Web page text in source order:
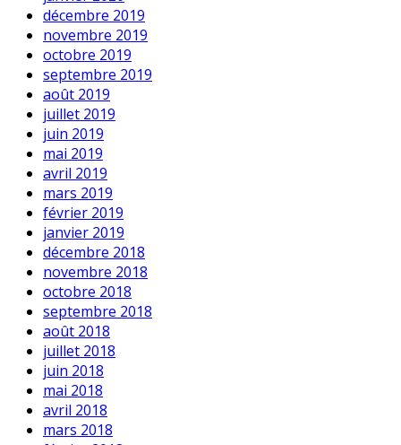
décembre 2019
novembre 2019
octobre 2019
septembre 2019
août 2019
juillet 2019
juin 2019
mai 2019
avril 2019
mars 2019
février 2019
janvier 2019
décembre 2018
novembre 2018
octobre 2018
septembre 2018
août 2018
juillet 2018
juin 2018
mai 2018
avril 2018
mars 2018